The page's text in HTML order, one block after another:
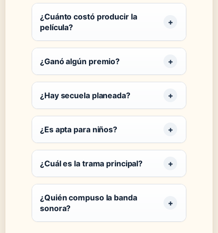
¿Cuánto costó producir la
película?
¿Ganó algún premio?
¿Hay secuela planeada?
¿Es apta para niños?
¿Cuál es la trama principal?
¿Quién compuso la banda
sonora?